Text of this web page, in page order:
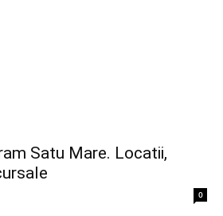
Satu Mare. Locatii,
0